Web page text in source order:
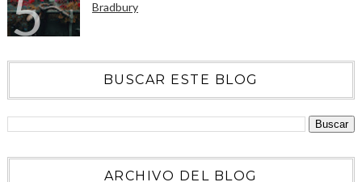
Bradbury
BUSCAR ESTE BLOG
ARCHIVO DEL BLOG